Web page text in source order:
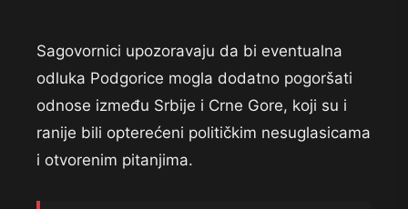
Sagovornici upozoravaju da bi eventualna
odluka Podgorice mogla dodatno pogoršati
odnose između Srbije i Crne Gore, koji su i
ranije bili opterećeni političkim nesuglasicama
i otvorenim pitanjima.